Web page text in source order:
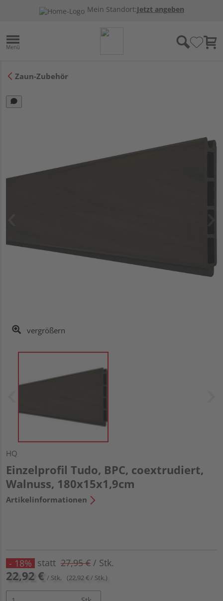
Mein Standort:Jetzt angeben
Zaun-Zubehör
vergrößern
HQ
Einzelprofil Tudo, BPC, coextrudiert,
Walnuss, 180x15x1,9cm
Artikelinformationen
- 18% statt 27,95 € / Stk.
22,92 € / Stk. (22,92 € / Stk.)